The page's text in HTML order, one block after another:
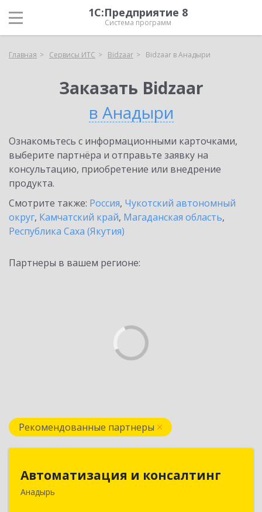
1С:Предприятие 8
Система программ
Главная Сервисы ИТС Bidzaar Bidzaar в Анадыри
Заказать Bidzaar
в Анадыри
Ознакомьтесь с информационными карточками,
выберите партнёра и отправьте заявку на
консультацию, приобретение или внедрение
продукта.
Смотрите также: Россия, Чукотский автономный
округ, Камчатский край, Магаданская область,
Республика Саха (Якутия)
Партнеры в вашем регионе:
Рекомендованные партнеры
Автоматизация и консалтинг
Анадырь
689000, Чукотский АО, Анадырь г, Мира ул, дом